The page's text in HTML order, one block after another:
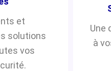
et
solutions
vos
Une
à